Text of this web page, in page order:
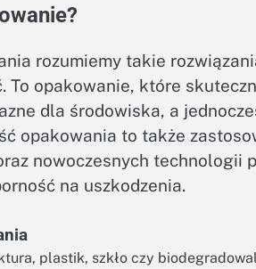
rozumiemy takie
opakowanie, które
dla środowiska, a
opakowania to także
nowoczesnych technologii
na uszkodzenia.
plastik, szkło czy